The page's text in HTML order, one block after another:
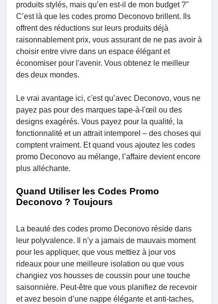
produits stylés, mais qu’en est-il de mon budget ?"
C’est là que les codes promo Deconovo brillent. Ils
offrent des réductions sur leurs produits déjà
raisonnablement prix, vous assurant de ne pas avoir à
choisir entre vivre dans un espace élégant et
économiser pour l'avenir. Vous obtenez le meilleur
des deux mondes.
Le vrai avantage ici, c'est qu’avec Deconovo, vous ne
payez pas pour des marques tape-à-l'œil ou des
designs exagérés. Vous payez pour la qualité, la
fonctionnalité et un attrait intemporel – des choses qui
comptent vraiment. Et quand vous ajoutez les codes
promo Deconovo au mélange, l’affaire devient encore
plus alléchante.
Quand Utiliser les Codes Promo
Deconovo ? Toujours
La beauté des codes promo Deconovo réside dans
leur polyvalence. Il n’y a jamais de mauvais moment
pour les appliquer, que vous mettiez à jour vos
rideaux pour une meilleure isolation ou que vous
changiez vos housses de coussin pour une touche
saisonnière. Peut-être que vous planifiez de recevoir
et avez besoin d’une nappe élégante et anti-taches,